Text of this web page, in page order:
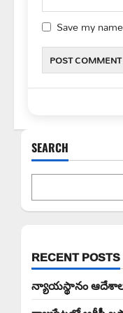
Save my
SEARCH
RECENT POSTS
న్యాయస్థానం